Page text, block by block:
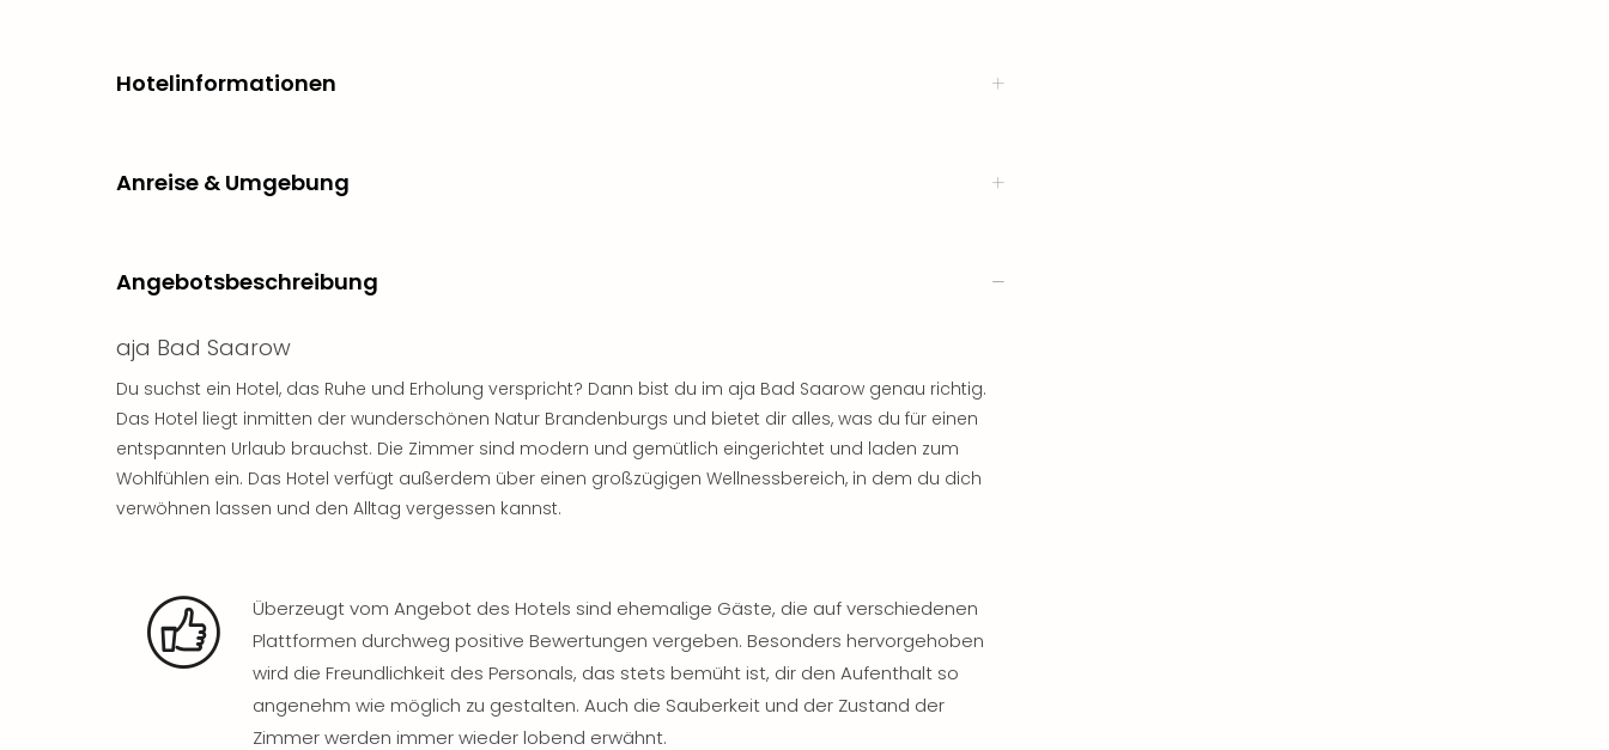
Hotelinformationen
Anreise & Umgebung
Angebotsbeschreibung
aja Bad Saarow
Du suchst ein Hotel, das Ruhe und Erholung verspricht? Dann bist du im aja Bad Saarow genau richtig.
Das Hotel liegt inmitten der wunderschönen Natur Brandenburgs und bietet dir alles, was du für einen
entspannten Urlaub brauchst. Die Zimmer sind modern und gemütlich eingerichtet und laden zum
Wohlfühlen ein. Das Hotel verfügt außerdem über einen großzügigen Wellnessbereich, in dem du dich
verwöhnen lassen und den Alltag vergessen kannst.
Überzeugt vom Angebot des Hotels sind ehemalige Gäste, die auf verschiedenen
Plattformen durchweg positive Bewertungen vergeben. Besonders hervorgehoben
wird die Freundlichkeit des Personals, das stets bemüht ist, dir den Aufenthalt so
angenehm wie möglich zu gestalten. Auch die Sauberkeit und der Zustand der
Zimmer werden immer wieder lobend erwähnt.